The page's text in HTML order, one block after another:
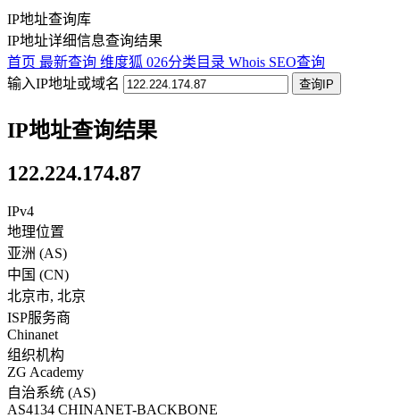
IP地址查询库
IP地址详细信息查询结果
首页 最新查询 维度狐 026分类目录 Whois SEO查询
输入IP地址或域名
查询IP
IP地址查询结果
122.224.174.87
IPv4
地理位置
亚洲 (AS)
中国 (CN)
北京市, 北京
ISP服务商
Chinanet
组织机构
ZG Academy
自治系统 (AS)
AS4134 CHINANET-BACKBONE